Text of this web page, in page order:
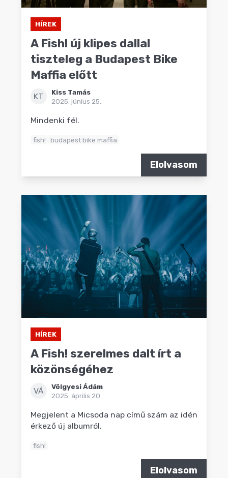
HÍREK
A Fish! új klipes dallal
tiszteleg a Budapest Bike
Maffia előtt
KT
Kiss Tamás
2025. június 25.
Mindenki fél.
fish! budapest bike maffia
Elolvasom
HÍREK
A Fish! szerelmes dalt írt a
közönségéhez
VÁ
Völgyesi Ádám
2025. április 20.
Megjelent a Micsoda nap című szám az idén
érkező új albumról.
fish!
Elolvasom